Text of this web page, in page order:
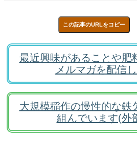
この記事のURLをコピー
最近興味があることや肥
メルマガを配信
大規模稲作の慢性的な鉄
組んでいます(外